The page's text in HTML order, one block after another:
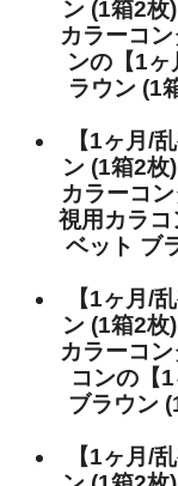
ン (1箱2枚
カラーコ
ンの【1
ラウン (1
【1ヶ月/
ン (1箱2枚
カラーコ
視用カラ
ベット ブ
【1ヶ月/
ン (1箱2枚
カラーコ
コンの【
ブラウン
【1ヶ月/